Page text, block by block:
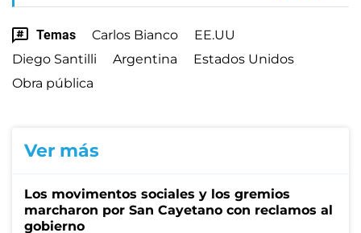
Temas Carlos Bianco
EE.UU
Diego Santilli
Argentina
Estados Unidos
Obra pública
Ver más
Los movimentos sociales y los gremios
marcharon por San Cayetano con reclamos al
gobierno